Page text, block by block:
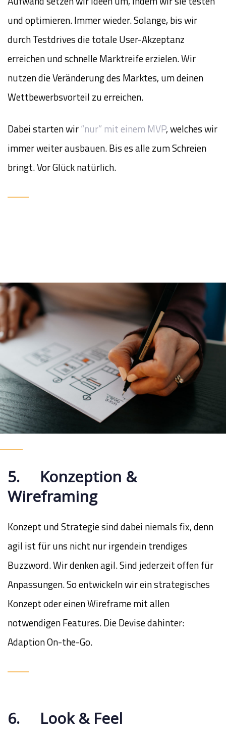
und optimieren. Immer wieder. Solange, bis wir
durch Testdrives die totale User-Akzeptanz
erreichen und schnelle Marktreife erzielen. Wir
nutzen die Veränderung des Marktes, um deinen
Wettbewerbsvorteil zu erreichen.
Dabei starten wir“nur” mit einem MVP, welches wir
immer weiter ausbauen. Bis es alle zum Schreien
bringt. Vor Glück natürlich.
5. Konzeption &
Wireframing
Konzept und Strategie sind dabei niemals fix, denn
agil ist für uns nicht nur irgendein trendiges
Buzzword. Wir denken agil. Sind jederzeit offen für
Anpassungen. So entwickeln wir ein strategisches
Konzept oder einen Wireframe mit allen
notwendigen Features. Die Devise dahinter:
Adaption On-the-Go.
6. Look & Feel